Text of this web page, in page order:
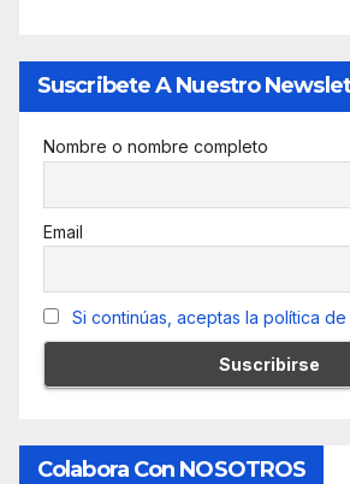
Suscribete A Nuestro
Nombre o nombre completo
Email
Si continúas, aceptas la política
Colabora Con NOSOTROS